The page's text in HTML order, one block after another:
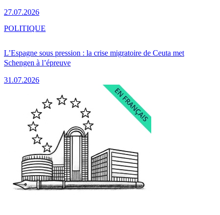
27.07.2026
L’Espagne sous pression : la crise migratoire de Ceuta met
Schengen à l’épreuve
31.07.2026
POLITIQUE